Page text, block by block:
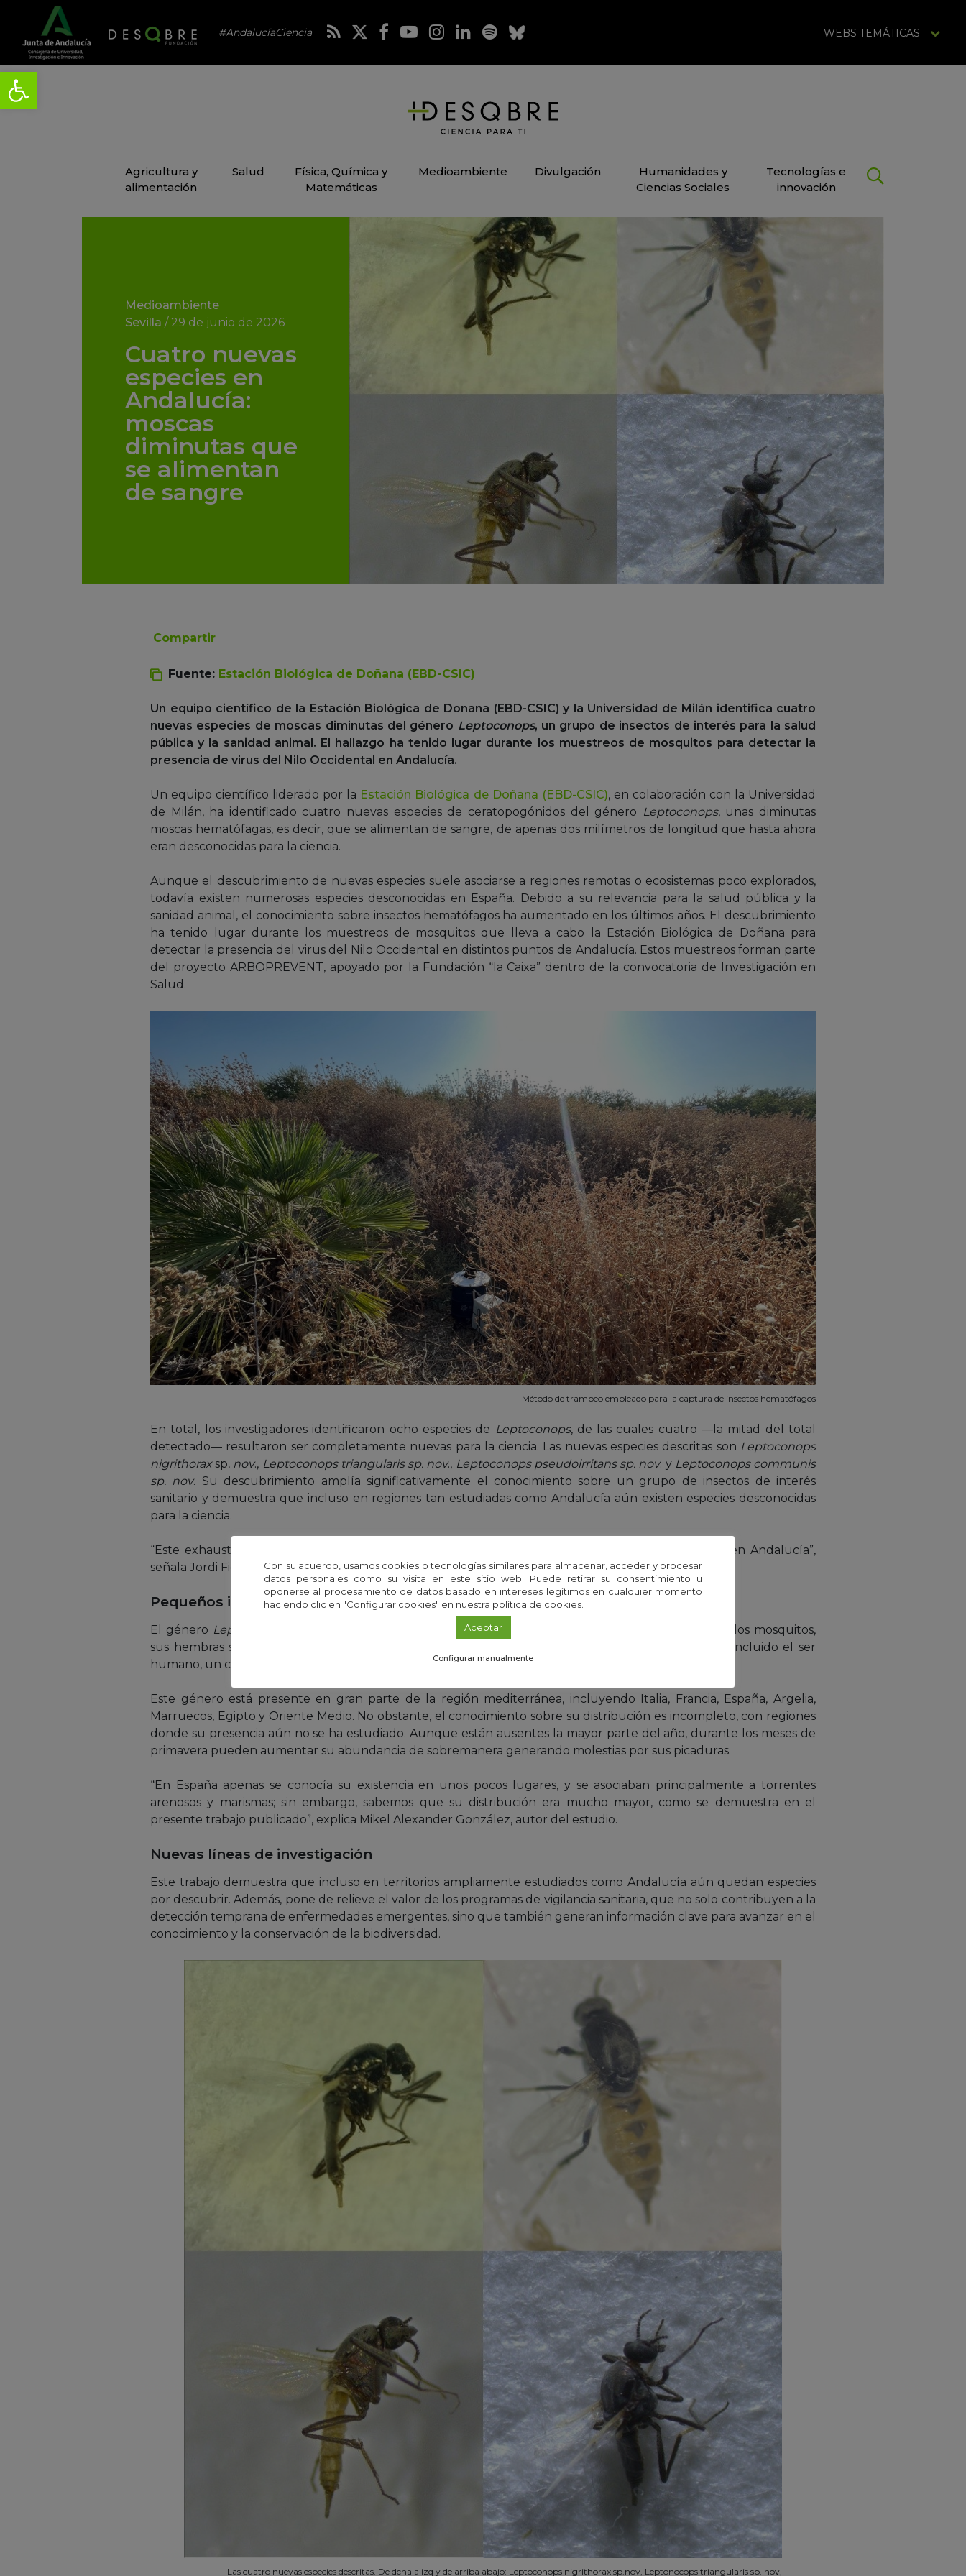
#AndalucíaCiencia WEBS TEMÁTICAS
Agricultura y
alimentación
Salud
Física, Química y
Matemáticas
Medioambiente Divulgación
Humanidades y
Ciencias Sociales
Tecnologías e
innovación
Medioambiente
Sevilla / 29 de junio de 2026
Cuatro nuevas
especies en
Andalucía:
moscas
diminutas que
se alimentan
de sangre
Compartir
Fuente: Estación Biológica de Doñana (EBD-CSIC)
Un equipo científico de la Estación Biológica de Doñana (EBD-CSIC) y la Universidad de Milán identifica cuatro
nuevas especies de moscas diminutas del género Leptoconops, un grupo de insectos de interés para la salud
pública y la sanidad animal. El hallazgo ha tenido lugar durante los muestreos de mosquitos para detectar la
presencia de virus del Nilo Occidental en Andalucía.
Un equipo científico liderado por la Estación Biológica de Doñana (EBD-CSIC), en colaboración con la Universidad
de Milán, ha identificado cuatro nuevas especies de ceratopogónidos del género Leptoconops, unas diminutas
moscas hematófagas, es decir, que se alimentan de sangre, de apenas dos milímetros de longitud que hasta ahora
eran desconocidas para la ciencia.
Aunque el descubrimiento de nuevas especies suele asociarse a regiones remotas o ecosistemas poco explorados,
todavía existen numerosas especies desconocidas en España. Debido a su relevancia para la salud pública y la
sanidad animal, el conocimiento sobre insectos hematófagos ha aumentado en los últimos años. El descubrimiento
ha tenido lugar durante los muestreos de mosquitos que lleva a cabo la Estación Biológica de Doñana para
detectar la presencia del virus del Nilo Occidental en distintos puntos de Andalucía. Estos muestreos forman parte
del proyecto ARBOPREVENT, apoyado por la Fundación “la Caixa” dentro de la convocatoria de Investigación en
Salud.
Método de trampeo empleado para la captura de insectos hematófagos
En total, los investigadores identificaron ocho especies de Leptoconops, de las cuales cuatro —la mitad del total
detectado— resultaron ser completamente nuevas para la ciencia. Las nuevas especies descritas son Leptoconops
nigrithoraxsp. nov., Leptoconops triangularis sp. nov., Leptoconops pseudoirritans sp. nov. y Leptoconops communis
sp. nov. Su descubrimiento amplía significativamente el conocimiento sobre un grupo de insectos de interés
sanitario y demuestra que incluso en regiones tan estudiadas como Andalucía aún existen especies desconocidas
para la ciencia.
“Este exhaustivo muestreo ha permitido de forma pionera detectar la presencia de
en Andalucía”,
señala Jordi Figuerola, investigador principal del proyecto.
Pequeños insectos de relevancia sanitaria
El género Leptoconops
comprende especies de moscas diminutas hematófagas. Como ocurre con los mosquitos,
sus hembras se alimentan de sangre realizando pequeños cortes en la piel de aves y mamíferos, incluido el ser
humano, un comportamiento conocido como telmofagia.
Este género está presente en gran parte de la región mediterránea, incluyendo Italia, Francia, España, Argelia,
Marruecos, Egipto y Oriente Medio. No obstante, el conocimiento sobre su distribución es incompleto, con regiones
donde su presencia aún no se ha estudiado. Aunque están ausentes la mayor parte del año, durante los meses de
primavera pueden aumentar su abundancia de sobremanera generando molestias por sus picaduras.
“En España apenas se conocía su existencia en unos pocos lugares, y se asociaban principalmente a torrentes
arenosos y marismas; sin embargo, sabemos que su distribución era mucho mayor, como se demuestra en el
presente trabajo publicado”, explica Mikel Alexander González, autor del estudio.
Nuevas líneas de investigación
Este trabajo demuestra que incluso en territorios ampliamente estudiados como Andalucía aún quedan especies
por descubrir. Además, pone de relieve el valor de los programas de vigilancia sanitaria, que no solo contribuyen a la
detección temprana de enfermedades emergentes, sino que también generan información clave para avanzar en el
conocimiento y la conservación de la biodiversidad.
Las cuatro nuevas especies descritas. De dcha a izq y de arriba abajo: Leptoconops nigrithorax sp.nov, Leptonocops triangularis sp. nov,
Con su acuerdo, usamos cookies o tecnologías similares para almacenar, acceder y procesar
datos personales como su visita en este sitio web. Puede retirar su consentimiento u
oponerse al procesamiento de datos basado en intereses legítimos en cualquier momento
haciendo clic en "Configurar cookies" en nuestra política de cookies.
Aceptar
Configurar manualmente